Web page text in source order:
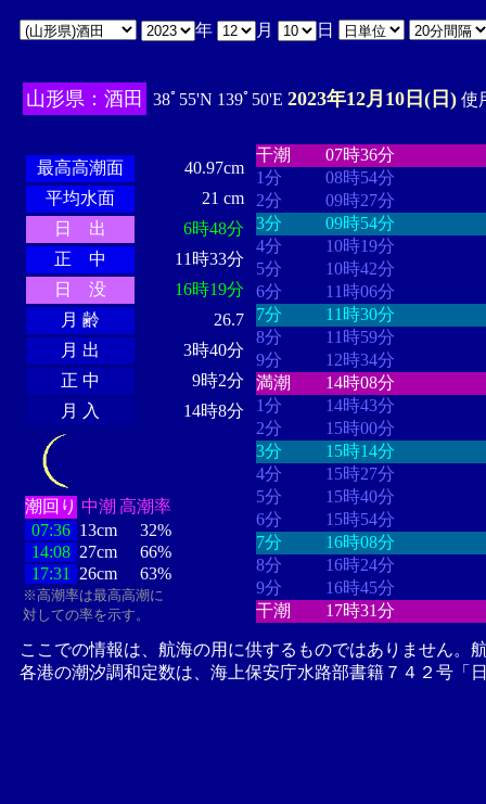
年 月 日
山形県：酒田 38ﾟ55'N 139ﾟ50'E 2023年12月10日(日) 使
最高高潮面
40.97cm
平均水面
21 cm
日 出
6時48分
正 中
11時33分
日 没
16時19分
月 齢
26.7
月 出
3時40分
正 中
9時2分
月 入
14時8分
潮回り 中潮 高潮率
07:36 13cm
32%
14:08 27cm
66%
17:31
26cm 63%
※高潮率は最高高潮に
対しての率を示す。
干潮
07時36分
1分
08時54分
2分
09時27分
3分
09時54分
4分
10時19分
5分
10時42分
6分
11時06分
7分
11時30分
8分
11時59分
9分
12時34分
満潮
14時08分
1分
14時43分
2分
15時00分
3分
15時14分
4分
15時27分
5分
15時40分
6分
15時54分
7分
16時08分
8分
16時24分
9分
16時45分
干潮
17時31分
ここでの情報は、航海の用に供するものではありません。
各港の潮汐調和定数は、海上保安庁水路部書籍７４２号「